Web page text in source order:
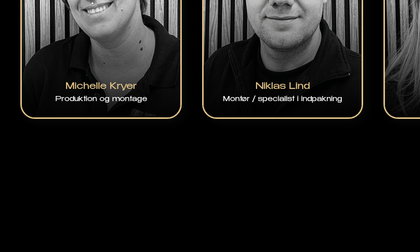
Michelle Kryer
Produktion og montage
Niklas Lind
Montør / specialist i indpakning